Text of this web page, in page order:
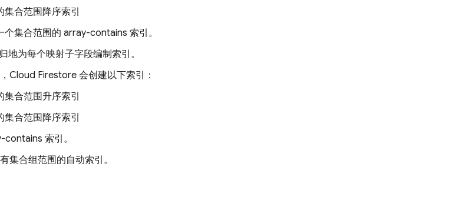
合范围降序索引
集合范围的 array-contains 索引。
地为每个映射子字段编制索引。
Cloud Firestore 会创建以下索引：
合范围升序索引
合范围降序索引
索引。
集合组范围的自动索引。